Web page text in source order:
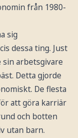
från 1980-
sig
dessa ting. Just
arbetsgivare
Detta gjorde
De flesta
att göra karriär
och botten
utan barn.